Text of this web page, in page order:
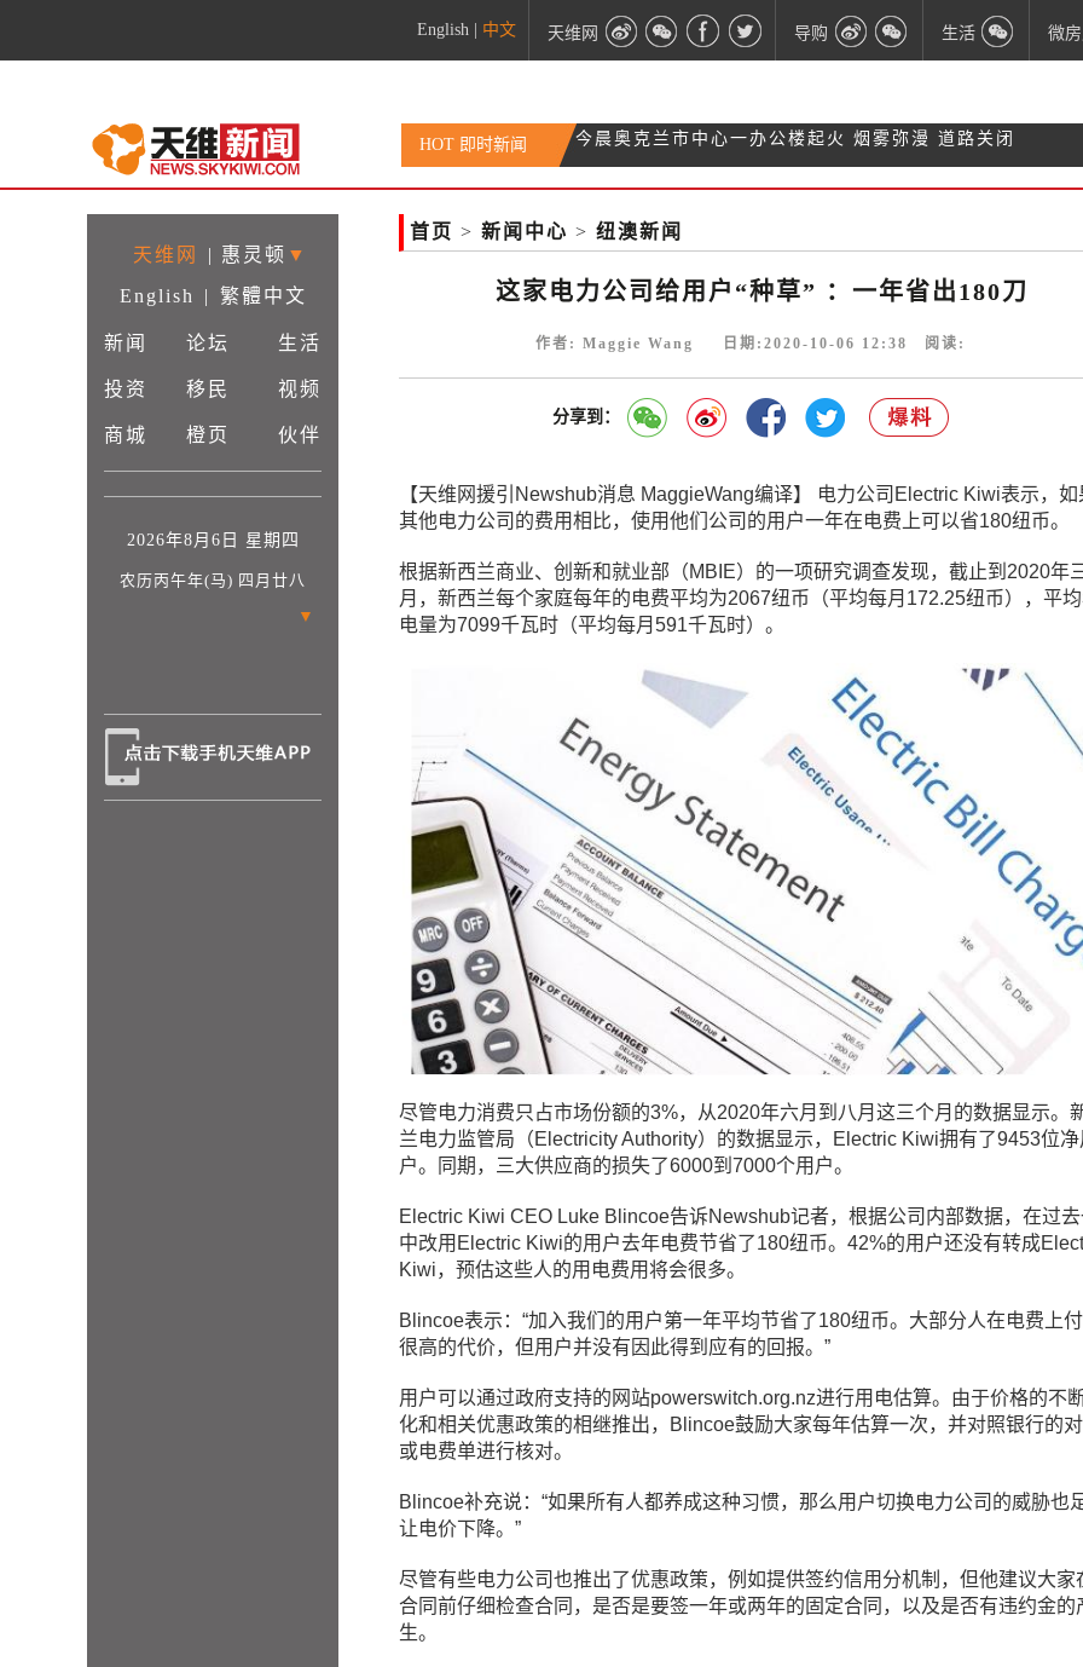
English 中文 天维网 导购 生活 微
HOT 即时新闻
屡遭网络袭击之后 NZX首席信息官突然辞职了！
今晨奥克兰市中心一办公楼起火 烟雾弥漫 道路关闭
天维网 | 惠灵顿 ▼
English
| 繁體中文
新闻 论坛 生活
投资 移民 视频
商城 橙页 伙伴
2026年8月6日 星期四
农历丙午年(马) 四月廿八
▼
首页 > 新闻中心 > 纽澳新闻
这家电力公司给用户“种草” ：一年省出180刀
作者: Maggie Wang 日期:2020-10-06 12:38 阅读:
分享到：
【天维网援引Newshub消息 MaggieWang编译】
电力公司Electric Kiwi表示，如
其他电力公司的费用相比，使用他们公司的用户一年在电费上可以省180纽币。
根据新西兰商业、创新和就业部（MBIE）的一项研究调查发现，截止到2020年
月，新西兰每个家庭每年的电费平均为2067纽币（平均每月172.25纽币），平
电量为7099千瓦时（平均每月591千瓦时）。
尽管电力消费只占市场份额的3%，从2020年六月到八月这三个月的数据显示。
兰电力监管局（Electricity Authority）的数据显示，Electric Kiwi拥有了9453位净
户。同期，三大供应商的损失了6000到7000个用户。
Electric Kiwi CEO Luke Blincoe告诉Newshub记者，根据公司内部数据，在过
中改用Electric Kiwi的用户去年电费节省了180纽币。42%的用户还没有转成
Kiwi，预估这些人的用电费用将会很多。
Blincoe表示：“加入我们的用户第一年平均节省了180纽币。大部分人在电费上
很高的代价，但用户并没有因此得到应有的回报。”
用户可以通过政府支持的网站powerswitch.org.nz进行用电估算。由于价格的不
化和相关优惠政策的相继推出，Blincoe鼓励大家每年估算一次，并对照银行的
或电费单进行核对。
Blincoe补充说：“如果所有人都养成这种习惯，那么用户切换电力公司的威胁也
让电价下降。”
尽管有些电力公司也推出了优惠政策，例如提供签约信用分机制，但他建议大家
合同前仔细检查合同，是否是要签一年或两年的固定合同，以及是否有违约金的
生。